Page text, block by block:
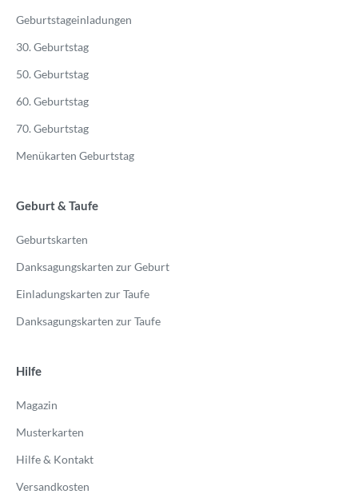
Geburtstageinladungen
30. Geburtstag
50. Geburtstag
60. Geburtstag
70. Geburtstag
Menükarten Geburtstag
Geburt & Taufe
Geburtskarten
Danksagungskarten zur Geburt
Einladungskarten zur Taufe
Danksagungskarten zur Taufe
Hilfe
Magazin
Musterkarten
Hilfe & Kontakt
Versandkosten